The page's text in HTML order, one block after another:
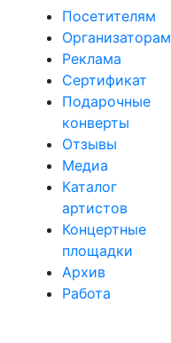
Посетителям
Организаторам
Реклама
Сертификат
Подарочные
конверты
Отзывы
Медиа
Каталог
артистов
Концертные
площадки
Архив
Работа